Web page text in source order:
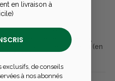
des documents vous
d'identité recto/verso,
ou licence de tir (en
de domicile
en livraison à
exclusifs, de conseils
à nos abonnés